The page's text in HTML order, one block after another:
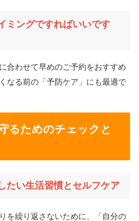
ミングですればいいです
合わせて早めのご予約をおすすめ
なる前の「予防ケア」にも最適で
るためのチェックと
たい生活習慣とセルフケア
を繰り返さないために、「自分の